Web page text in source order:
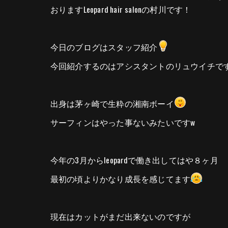
おりますLeopard hair salonの村川です！
今日のブログはスタッフ紹介
今回紹介するのはアシスタントのリュウイチで
出身は茅ヶ崎で生粋の湘南ボーイ
サーフィンはやった事ないみたいですw
今年の3月からleopardで働き出してはや８ヶ月
最初の頃よりかなり成長を感じてます
現在はカットがまだ出来ないのですが